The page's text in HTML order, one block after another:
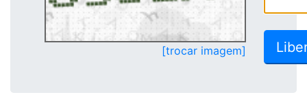
[trocar imagem]